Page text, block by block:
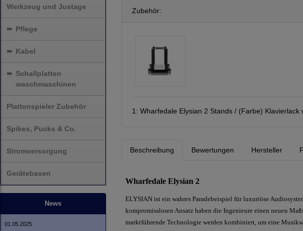
Werkzeug und Justage
➨ Pflege
➨ Kabel
➨ Schallplatten
waschmaschinen
Plattenspieler Zubehör
Spikes, Pucks & Co.
Stromversorgung
Gerätebasen
News
01.05.2025
Zubehör:
1: Wharfedale Elysian 2 Stands / (Farbe) Klavierlack
Beschreibung Bewertungen Hersteller
Wharfedale Elysian 2
ELYSIAN ist ein wahres Paradebeispiel für luxuriöse
kompromisslosen Ansatz haben die Ingenieure einen neuen
marktführende Technologie werden kombiniert, um eine